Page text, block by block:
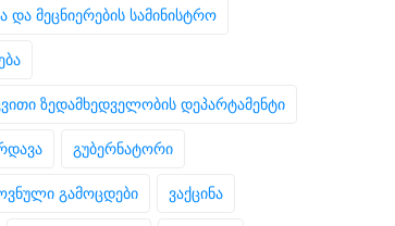
და მეცნიერების სამინისტრო
ზედამხედველობის დეპარტამენტი
გუბერნატორი
გამოცდები ვაქცინა